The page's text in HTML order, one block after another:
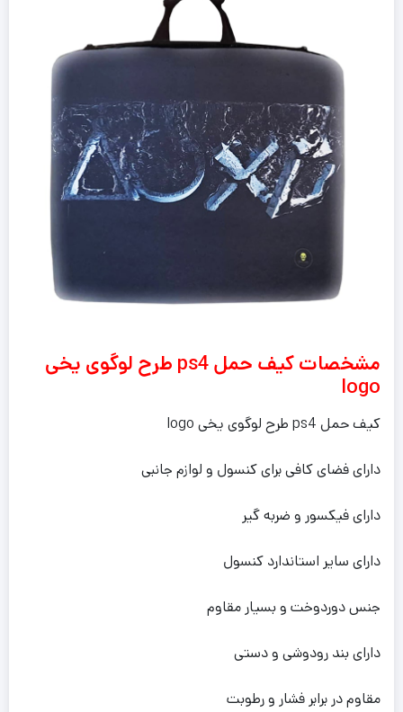
مشخصات کیف حمل ps4 طرح لوگوی یخی
logo
کیف حمل ps4 طرح لوگوی یخی logo
دارای فضای کافی برای کنسول و لوازم جانبی
دارای فیکسور و ضربه گیر
دارای سایر استاندارد کنسول
جنس دوردوخت و بسیار مقاوم
دارای بند رودوشی و دستی
مقاوم در برابر فشار و رطوبت